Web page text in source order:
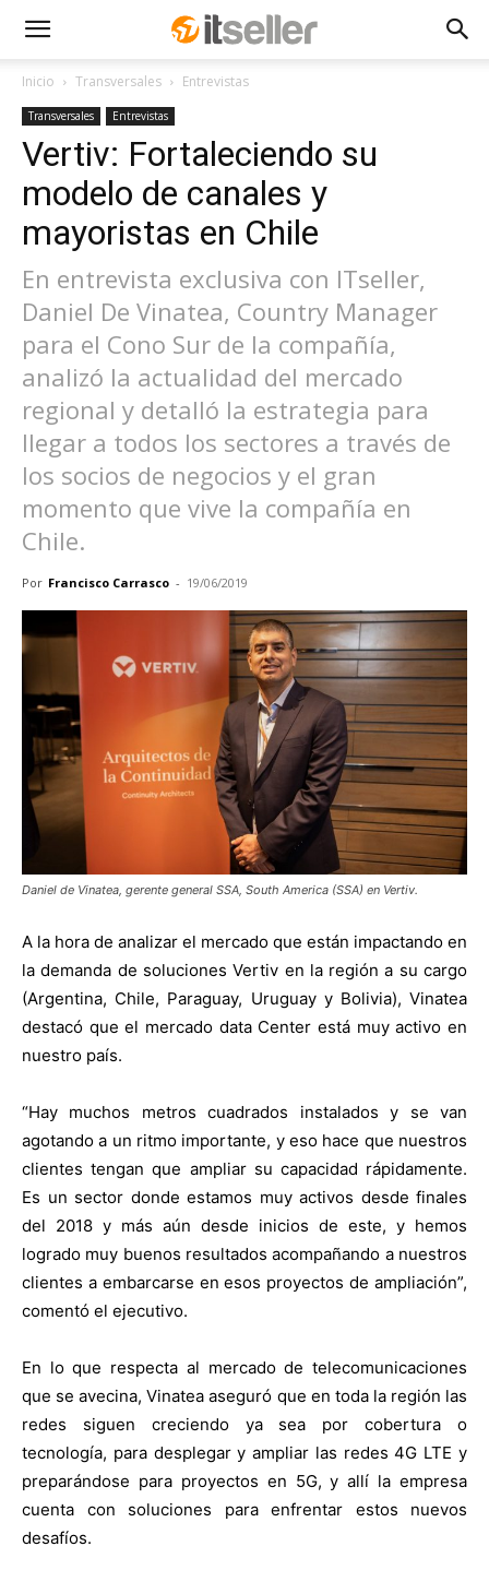
Inicio Transversales Entrevistas
Transversales Entrevistas
Vertiv: Fortaleciendo su
modelo de canales y
mayoristas en Chile
En entrevista exclusiva con ITseller,
Daniel De Vinatea, Country Manager
para el Cono Sur de la compañía,
analizó la actualidad del mercado
regional y detalló la estrategia para
llegar a todos los sectores a través de
los socios de negocios y el gran
momento que vive la compañía en
Chile.
Por Francisco Carrasco - 19/06/2019
Daniel de Vinatea, gerente general SSA, South America (SSA) en Vertiv.
A la hora de analizar el mercado que están impactando en
la demanda de soluciones Vertiv en la región a su cargo
(Argentina, Chile, Paraguay, Uruguay y Bolivia), Vinatea
destacó que el mercado data Center está muy activo en
nuestro país.
“Hay muchos metros cuadrados instalados y se van
agotando a un ritmo importante, y eso hace que nuestros
clientes tengan que ampliar su capacidad rápidamente.
Es un sector donde estamos muy activos desde finales
del 2018 y más aún desde inicios de este, y hemos
logrado muy buenos resultados acompañando a nuestros
clientes a embarcarse en esos proyectos de ampliación”,
comentó el ejecutivo.
En lo que respecta al mercado de telecomunicaciones
que se avecina, Vinatea aseguró que en toda la región las
redes siguen creciendo ya sea por cobertura o
tecnología, para desplegar y ampliar las redes 4G LTE y
preparándose para proyectos en 5G, y allí la empresa
cuenta con soluciones para enfrentar estos nuevos
desafíos.